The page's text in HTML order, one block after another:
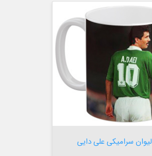
لیوان سرامیکی علی دایی